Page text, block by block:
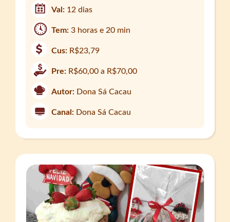
Val: 12 dias
Tem:3 horas e 20 min
Cus: R$23,79
Pre: R$60,00 a R$70,00
Autor: Dona Sá Cacau
Canal: Dona Sá Cacau